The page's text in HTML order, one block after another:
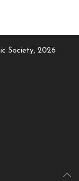
Society, 2026